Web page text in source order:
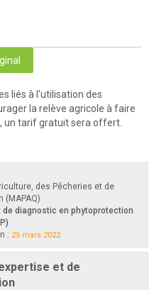
liés à l'utilisation des
la relève agricole à faire
un tarif gratuit sera offert.
des Pêcheries et de
(MAPAQ)
de diagnostic en phytoprotection
: 25 mars 2022
et de